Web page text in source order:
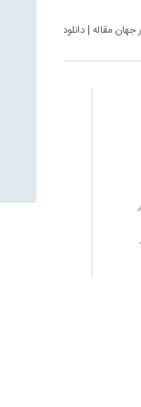
مقاله | دانلود مقاله | دانلود